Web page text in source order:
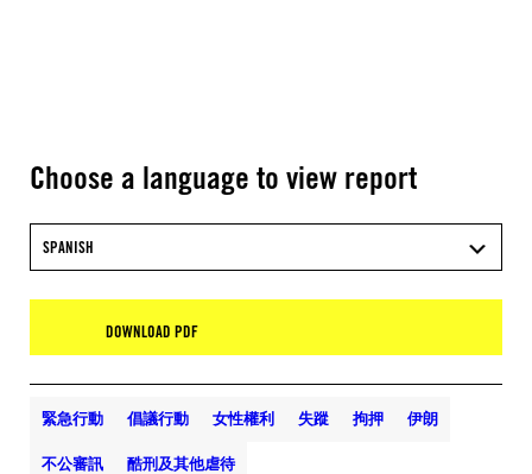
Choose a language to view report
SPANISH
DOWNLOAD PDF
緊急行動 倡議行動 女性權利 失蹤 拘押 伊朗
不公審訊 酷刑及其他虐待